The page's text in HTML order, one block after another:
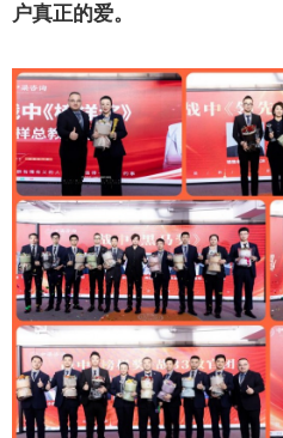
户真正的爱。